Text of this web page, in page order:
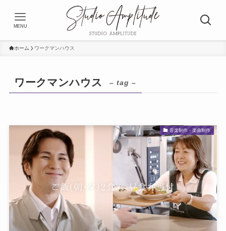
MENU
ホーム ワークマンハウス
ワークマンハウス – tag –
音楽制作・楽曲制作